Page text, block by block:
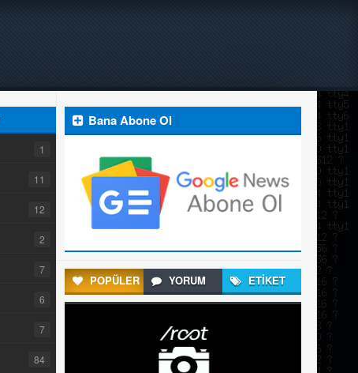
1
11
12
2
7
6
7
84
Bana Abone Ol
POPÜLER YORUM ETİKET